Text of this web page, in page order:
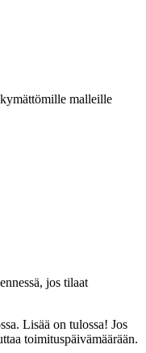
malleille
jos tilaat
Lisää on tulossa! Jos
toimituspäivämäärään.